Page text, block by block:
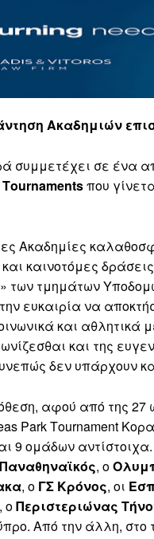
Ακαδημιών
συμμετέχει σε ένα
που
Ακαδημίες
καινοτόμες
των τμημάτων
ευκαιρία να
και αθλητικά
και της
δεν υπάρχουν
αφού από της 27
Park Τournament
9 ομάδων
Παναθηναϊκός, ο
, ο ΓΣ Κρόνος, οι
, οΠεριστεριώνας
Από την άλλη,